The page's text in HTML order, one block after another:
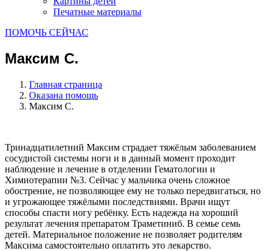
Печатные материалы
ПОМОЧЬ СЕЙЧАС
Максим С.
Главная страница
Оказана помощь
Максим С.
Тринадцатилетний Максим страдает тяжёлым заболеванием
сосудистой системы ноги и в данный момент проходит
наблюдение и лечение в отделении Гематологии и
Химиотерапии №3. Сейчас у мальчика очень сложное
обострение, не позволяющее ему не только передвигаться, но
и угрожающее тяжёлыми последствиями. Врачи ищут
способы спасти ногу ребёнку. Есть надежда на хороший
результат лечения препаратом Траметиниб. В семье семь
детей. Материальное положение не позволяет родителям
Максима самостоятельно оплатить это лекарство.